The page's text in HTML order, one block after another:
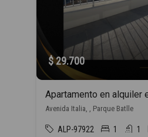
$ 29.700
Apartamento en alquiler
Avenida Italia, , Parque Batlle
ALP-97922 1 1